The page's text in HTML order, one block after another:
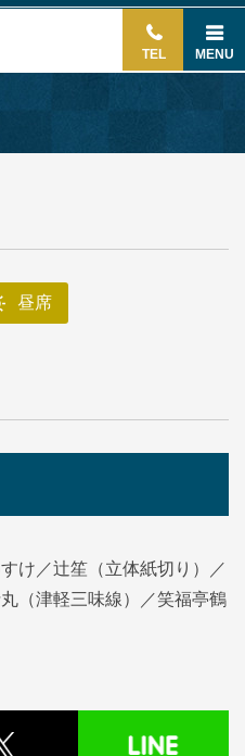
TEL MENU
昼席
け／辻笙（立体紙切り）／
（津軽三味線）／笑福亭鶴